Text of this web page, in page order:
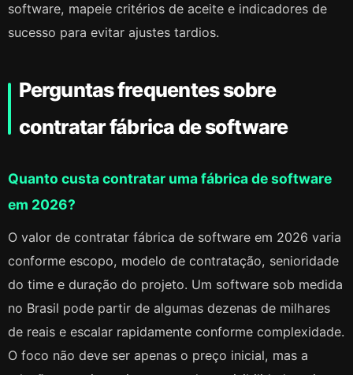
software, mapeie critérios de aceite e indicadores de
sucesso para evitar ajustes tardios.
Perguntas frequentes sobre
contratar fábrica de software
Quanto custa contratar uma fábrica de software
em 2026?
O valor de contratar fábrica de software em 2026 varia
conforme escopo, modelo de contratação, senioridade
do time e duração do projeto. Um software sob medida
no Brasil pode partir de algumas dezenas de milhares
de reais e escalar rapidamente conforme complexidade.
O foco não deve ser apenas o preço inicial, mas a